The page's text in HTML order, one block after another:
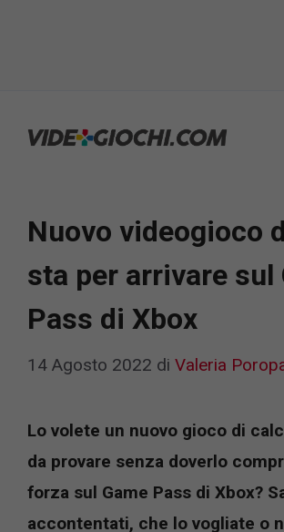
Nuovo videogioco
sta per arrivare sul
Pass di Xbox
14 Agosto 2022 di Valeria
Lo volete un nuovo gioco di
da provare senza doverlo
forza sul Game Pass di Xbox?
accontentati, che lo vogliate o